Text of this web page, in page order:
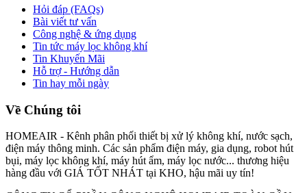
Hỏi đáp (FAQs)
Bài viết tư vấn
Công nghệ & ứng dụng
Tin tức máy lọc không khí
Tin Khuyến Mãi
Hỗ trợ - Hướng dẫn
Tin hay mỗi ngày
Về Chúng tôi
HOMEAIR - Kênh phân phối thiết bị xử lý không khí, nước sạch,
điện máy thông minh. Các sản phẩm điện máy, gia dụng, robot hút
bụi, máy lọc không khí, máy hút ẩm, máy lọc nước... thương hiệu
hàng đầu với GIÁ TỐT NHÁT tại KHO, hậu mãi uy tín!